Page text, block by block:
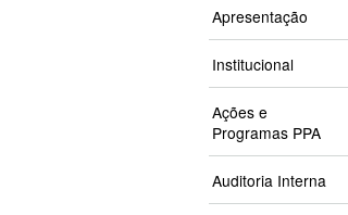
Apresentação
Institucional
Ações e
Programas PPA
Auditoria Interna